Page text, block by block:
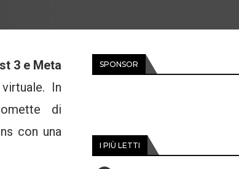
3 e Meta
In
di
con una
SPONSOR
I PIÙ LETTI